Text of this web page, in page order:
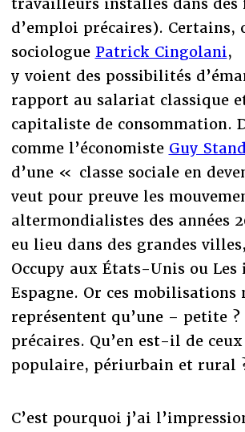
travailleurs installés dans des
d’emploi précaires). Certains,
sociologue Patrick Cingolani,
y voient des possibilités
rapport au salariat classique
capitaliste de consommation.
comme l’économiste Guy
d’une « classe sociale en
veut pour preuve les
altermondialistes des années
eu lieu dans des grandes
Occupy aux États-Unis ou Les
Espagne. Or ces mobilisations
représentent qu’une – petite
précaires. Qu’en est-il de
populaire, périurbain et rural
C’est pourquoi j’ai